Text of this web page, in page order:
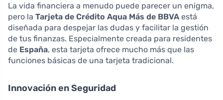
La vida financiera a menudo puede parecer un enigma,
pero la Tarjeta de Crédito Aqua Más de BBVA está
diseñada para despejar las dudas y facilitar la gestión
de tus finanzas. Especialmente creada para residentes
de España, esta tarjeta ofrece mucho más que las
funciones básicas de una tarjeta tradicional.
Innovación en Seguridad